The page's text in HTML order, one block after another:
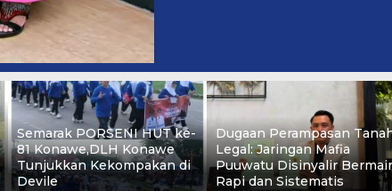
Semarak PORSENI HUT ke-
81 Konawe,DLH Konawe
Tunjukkan Kekompakan di
Devile
Dugaan Perampasan
Legal: Jaringan Mafia
Puuwatu Disinyalir
Rapi dan Sistematis